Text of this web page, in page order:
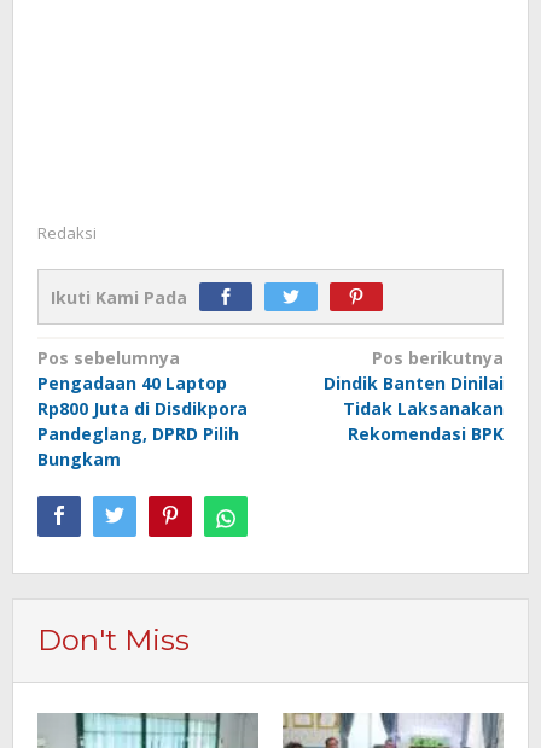
Redaksi
Ikuti Kami Pada
Navigasi
pos
Pos sebelumnya
Pengadaan 40 Laptop
Rp800 Juta di Disdikpora
Pandeglang, DPRD Pilih
Bungkam
Pos berikutnya
Dindik Banten Dinilai
Tidak Laksanakan
Rekomendasi BPK
Don't Miss